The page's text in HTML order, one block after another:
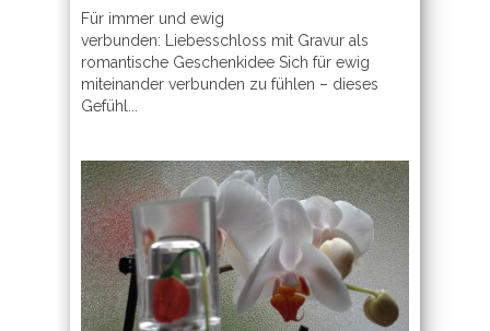
Für immer und ewig
verbunden: Liebesschloss mit Gravur als
romantische Geschenkidee Sich für ewig
miteinander verbunden zu fühlen – dieses
Gefühl...